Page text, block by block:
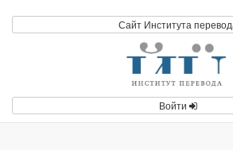
Сайт Института
Войти